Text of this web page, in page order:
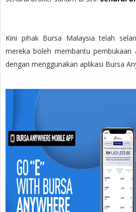
Kini pihak Bursa Malaysia telah
mereka boleh membantu pembukaan
dengan menggunakan aplikasi Bursa